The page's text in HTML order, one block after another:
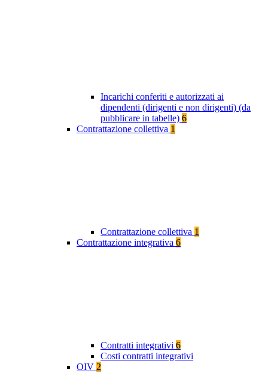
Incarichi conferiti e autorizzati ai
dipendenti (dirigenti e non dirigenti) (da
pubblicare in tabelle) 6
Contrattazione collettiva 1
Contrattazione collettiva 1
Contrattazione integrativa 6
Contratti integrativi 6
Costi contratti integrativi
OIV 2